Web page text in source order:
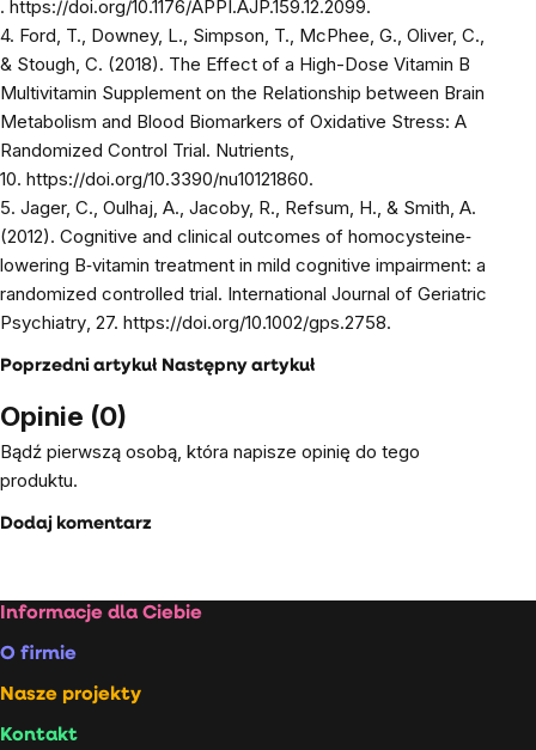
. https://doi.org/10.1176/APPI.AJP.159.12.2099.
4. Ford, T., Downey, L., Simpson, T., McPhee, G., Oliver, C.,
& Stough, C. (2018). The Effect of a High-Dose Vitamin B
Multivitamin Supplement on the Relationship between Brain
Metabolism and Blood Biomarkers of Oxidative Stress: A
Randomized Control Trial. Nutrients,
10. https://doi.org/10.3390/nu10121860.
5. Jager, C., Oulhaj, A., Jacoby, R., Refsum, H., & Smith, A.
(2012). Cognitive and clinical outcomes of homocysteine‐
lowering B‐vitamin treatment in mild cognitive impairment: a
randomized controlled trial. International Journal of Geriatric
Psychiatry, 27. https://doi.org/10.1002/gps.2758.
Poprzedni artykuł Następny artykuł
Opinie (0)
Bądź pierwszą osobą, która napisze opinię do tego
produktu.
Dodaj komentarz
Stopka
Informacje dla Ciebie
O firmie
Nasze projekty
Kontakt